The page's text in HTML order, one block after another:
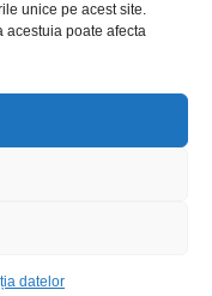
unice pe acest site.
acestuia poate afecta
datelor
uri